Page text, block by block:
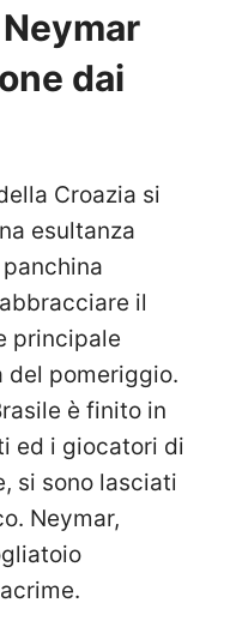
dai
Croazia si
esultanza
il
principale
del pomeriggio.
è finito in
ed i giocatori di
si sono lasciati
Neymar,